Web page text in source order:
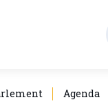
Agenda